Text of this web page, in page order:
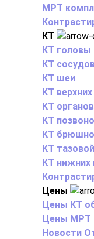
МРТ
КТ
КТ головы
КТ сосудов
КТ шеи
КТ
КТ
КТ
КТ
КТ
КТ нижних
Цены
Цены КТ
Цены МРТ
Новости